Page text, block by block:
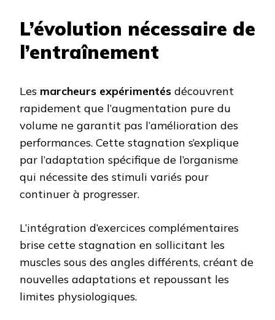
L’évolution nécessaire de
l’entraînement
Les marcheurs expérimentés découvrent
rapidement que l’augmentation pure du
volume ne garantit pas l’amélioration des
performances. Cette stagnation s’explique
par l’adaptation spécifique de l’organisme
qui nécessite des stimuli variés pour
continuer à progresser.
L’intégration d’exercices complémentaires
brise cette stagnation en sollicitant les
muscles sous des angles différents, créant de
nouvelles adaptations et repoussant les
limites physiologiques.